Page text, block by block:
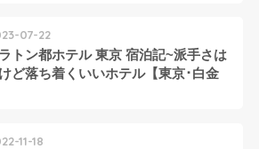
07-22
トン都ホテル 東京 宿泊記~派手さは
ど落ち着くいいホテル【東京･白金
11-18